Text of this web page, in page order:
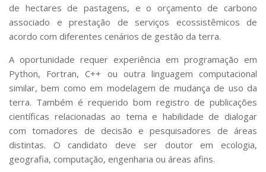
de hectares de pastagens, e o orçamento de carbono
associado e prestação de serviços ecossistêmicos de
acordo com diferentes cenários de gestão da terra.
A oportunidade requer experiência em programação em
Python, Fortran, C++ ou outra linguagem computacional
similar, bem como em modelagem de mudança de uso da
terra. Também é requerido bom registro de publicações
científicas relacionadas ao tema e habilidade de dialogar
com tomadores de decisão e pesquisadores de áreas
distintas. O candidato deve ser doutor em ecologia,
geografia, computação, engenharia ou áreas afins.